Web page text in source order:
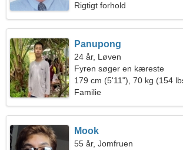
Rigtigt forhold
Panupong
24 år, Løven
Fyren søger en kæreste
179 cm (5'11"), 70 kg (154
Familie
Mook
55 år, Jomfruen